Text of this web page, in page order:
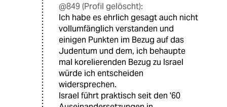
@849 (Profil gelöscht):
Ich habe es ehrlich gesagt auch nicht
vollumfänglich verstanden und
einigen Punkten im Bezug auf das
Judentum und dem, ich behaupte
mal korelierenden Bezug zu Israel
würde ich entscheiden
widersprechen.
Israel führt praktisch seit den '60